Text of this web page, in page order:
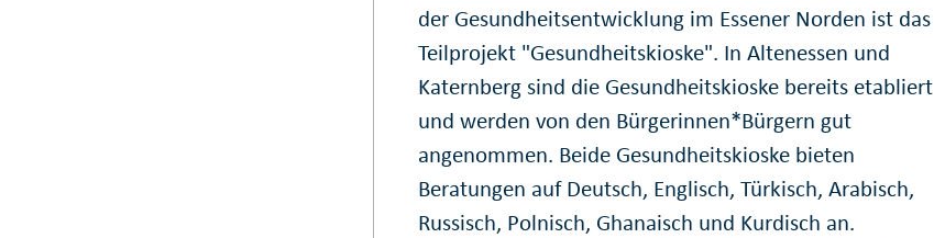
der Gesundheitsentwicklung im Essener Norden ist das
Teilprojekt "Gesundheitskioske". In Altenessen und
Katernberg sind die Gesundheitskioske bereits etabliert
und werden von den Bürgerinnen*Bürgern gut
angenommen. Beide Gesundheitskioske bieten
Beratungen auf Deutsch, Englisch, Türkisch, Arabisch,
Russisch, Polnisch, Ghanaisch und Kurdisch an.